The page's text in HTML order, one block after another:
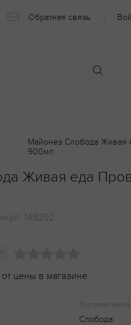
Обратная связь
Майонез Слобода Живая
900мл
Живая еда
148292
цены в магазине
Торговая марка
Слобода